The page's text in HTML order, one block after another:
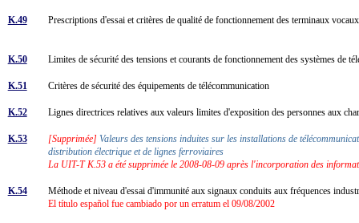
K.49 Prescriptions d'essai et critères de qualité de fonctionnement des terminaux
K.50 Limites de sécurité des tensions et courants de fonctionnement des systèmes de
K.51 Critères de sécurité des équipements de télécommunication
K.52 Lignes directrices relatives aux valeurs limites d'exposition des personnes aux
K.53 [Supprimée] Valeurs des tensions induites sur les installations de
distribution électrique et de lignes ferroviaires
La UIT-T K.53 a été supprimée le 2008-08-09 après l'incorporation des
K.54
Méthode et niveau d'essai d'immunité aux signaux conduits aux fréquences
El título español fue cambiado por un erratum el 09/08/2002